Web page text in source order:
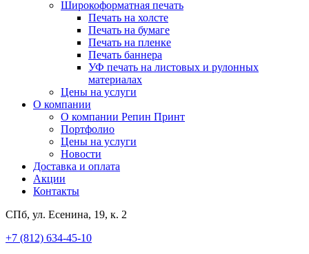
Широкоформатная печать
Печать на холсте
Печать на бумаге
Печать на пленке
Печать баннера
УФ печать на листовых и рулонных
материалах
Цены на услуги
О компании
О компании Репин Принт
Портфолио
Цены на услуги
Новости
Доставка и оплата
Акции
Контакты
СПб, ул. Есенина, 19, к. 2
+7 (812) 634-45-10